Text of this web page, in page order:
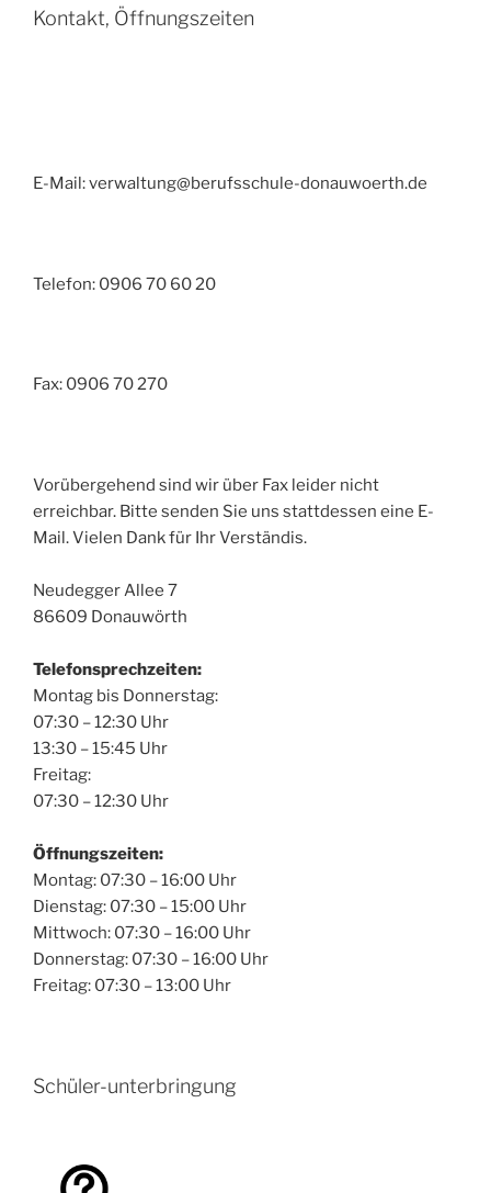
Kontakt, Öffnungszeiten
E-Mail: verwaltung@berufsschule-donauwoerth.de
Telefon: 0906 70 60 20
Fax: 0906 70 270
Vorübergehend sind wir über Fax leider nicht
erreichbar. Bitte senden Sie uns stattdessen eine E-
Mail. Vielen Dank für Ihr Verständis.
Neudegger Allee 7
86609 Donauwörth
Telefonsprechzeiten:
Montag bis Donnerstag:
07:30 – 12:30 Uhr
13:30 – 15:45 Uhr
Freitag:
07:30 – 12:30 Uhr
Öffnungszeiten:
Montag: 07:30 – 16:00 Uhr
Dienstag: 07:30 – 15:00 Uhr
Mittwoch: 07:30 – 16:00 Uhr
Donnerstag: 07:30 – 16:00 Uhr
Freitag: 07:30 – 13:00 Uhr
Schüler-unterbringung